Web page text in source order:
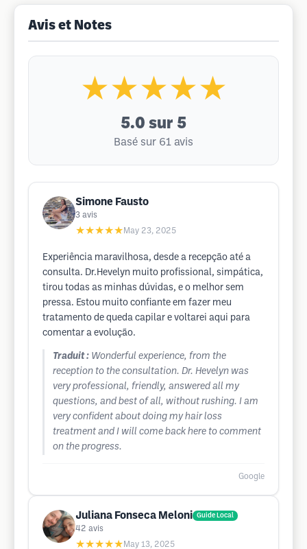
Avis et Notes
★★★★★
5.0 sur 5
Basé sur 61 avis
Simone Fausto
3 avis
★★★★★ May 23, 2025
Experiência maravilhosa, desde a recepção até a
consulta. Dr.Hevelyn muito profissional, simpática,
tirou todas as minhas dúvidas, e o melhor sem
pressa. Estou muito confiante em fazer meu
tratamento de queda capilar e voltarei aqui para
comentar a evolução.
Traduit : Wonderful experience, from the
reception to the consultation. Dr. Hevelyn was
very professional, friendly, answered all my
questions, and best of all, without rushing. I am
very confident about doing my hair loss
treatment and I will come back here to comment
on the progress.
Google
Juliana Fonseca Meloni Guide Local
42 avis
★★★★★ May 13, 2025